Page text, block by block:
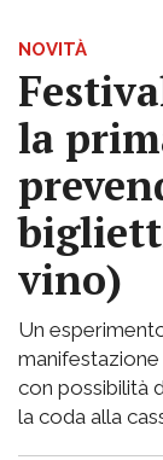
NOVITÀ
la
vino)
Un
con possibilità
la coda alla